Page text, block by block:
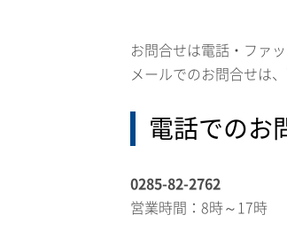
お問合せは電話・ファ
メールでのお問合せは
電話でのお
0285-82-2762
営業時間：8時～17時